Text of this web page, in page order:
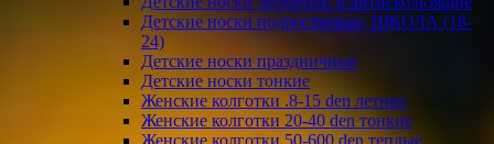
Детские носки подростковые, ШКОЛА (18-
24)
Детские носки праздничные
Детские носки тонкие
Женские колготки .8-15 den летние
Женские колготки 20-40 den тонкие
Женские колготки 50-600 den теплые